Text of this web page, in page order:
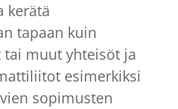
kerätä
tapaan kuin
muut yhteisöt ja
esimerkiksi
sopimusten